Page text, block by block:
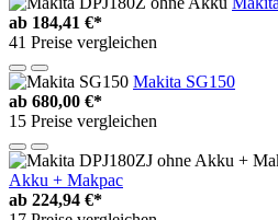
ab 184,41 €*
41 Preise vergleichen
Makita SG150
ab 680,00 €*
15 Preise vergleichen
Akku + Makpac
ab 224,94 €*